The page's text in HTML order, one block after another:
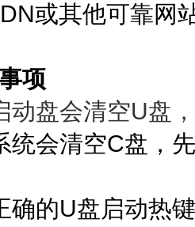
或其他可靠网
项
动盘会清空U盘
统会清空C盘，
确的U盘启动热